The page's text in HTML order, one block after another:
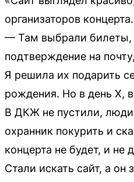
организаторов
— Там выбрали
подтверждение на
Я решила их подарить
рождения. Но в день Х,
В ДКЖ не пустили,
охранник покурить и
концерта не будет, и не
Стали искать сайт, а он